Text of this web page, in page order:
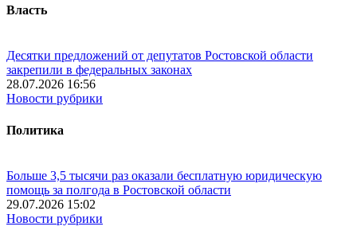
Власть
Десятки предложений от депутатов Ростовской области
закрепили в федеральных законах
28.07.2026 16:56
Новости рубрики
Политика
Больше 3,5 тысячи раз оказали бесплатную юридическую
помощь за полгода в Ростовской области
29.07.2026 15:02
Новости рубрики